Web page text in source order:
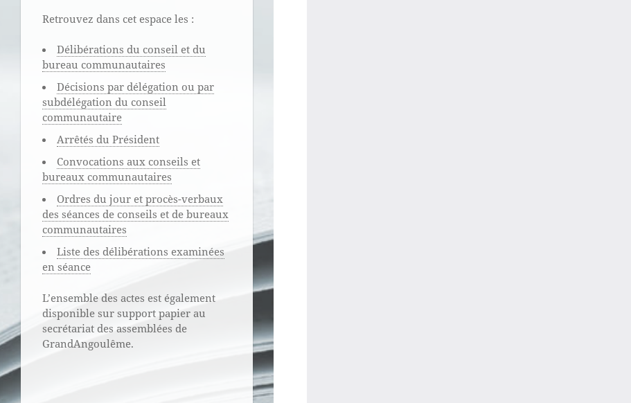
Retrouvez dans cet espace les :
Délibérations du conseil et du
bureau communautaires
Décisions par délégation ou par
subdélégation du conseil
communautaire
Arrêtés du Président
Convocations aux conseils et
bureaux communautaires
Ordres du jour et procès-verbaux
des séances de conseils et de bureaux
communautaires
Liste des délibérations examinées
en séance
L’ensemble des actes est également
disponible sur support papier au
secrétariat des assemblées de
GrandAngoulême.